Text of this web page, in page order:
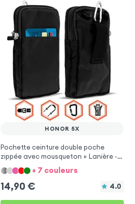
HONOR 5X
Pochette ceinture double poche
zippée avec mousqueton + Lanière -
Noir pour Honor 5X
+ 7 couleurs
14,90 € 4.0